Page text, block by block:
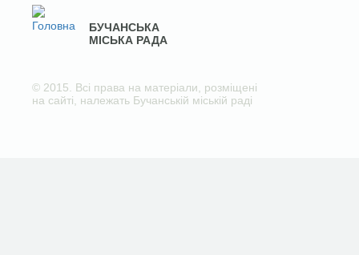
БУЧАНСЬКА
МІСЬКА РАДА
© 2015. Всі права на матеріали, розміщені
на сайті, належать Бучанській міській раді